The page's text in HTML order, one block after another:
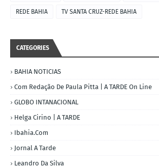
REDE BAHIA TV SANTA CRUZ-REDE BAHIA
CATEGORIES
BAHIA NOTICIAS
Com Redação De Paula Pitta | A TARDE On Line
GLOBO INTANACIONAL
Helga Cirino | A TARDE
Ibahia.com
Jornal A Tarde
Leandro Da Silva